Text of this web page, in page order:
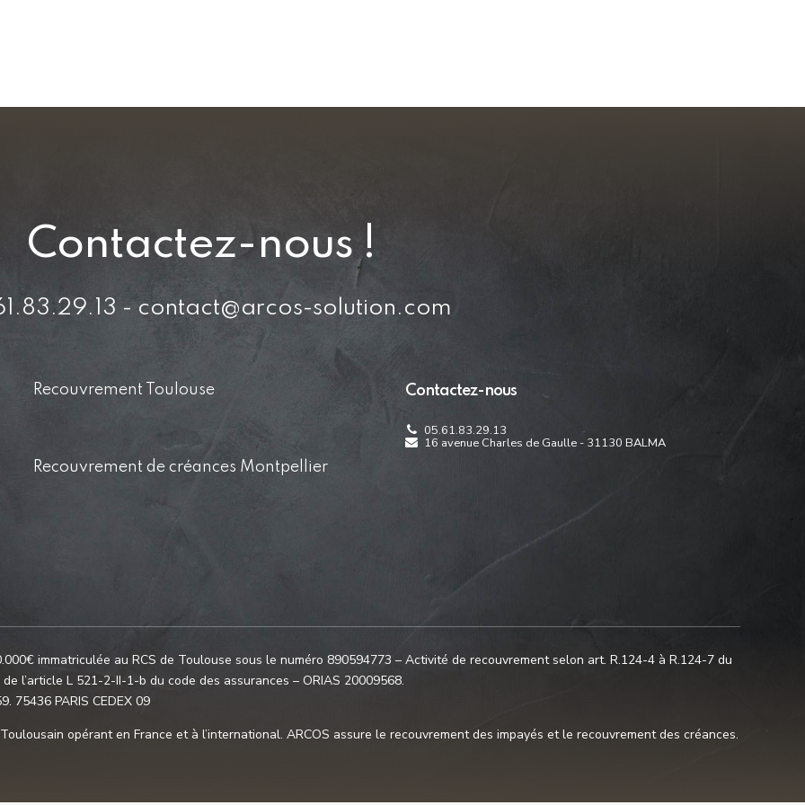
Contactez-nous !
- contact@arcos-solution.com
Recouvrement Toulouse
Recouvrement de créances Montpellier
Contactez-nous
05.61.83.29.13
16 avenue Charles de Gaulle - 31130 BALMA
immatriculée au RCS de Toulouse sous le numéro 890594773 – Activité de recouvrement selon art. R.124-4 à R.124-7 du
l’article L 521-2-II-1-b du code des assurances – ORIAS 20009568.
75436 PARIS CEDEX 09
opérant en France et à l’international. ARCOS assure le recouvrement des impayés et le recouvrement des créances.